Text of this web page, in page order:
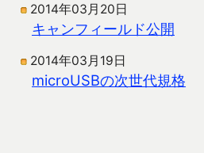
2014年03月20日
キャンフィールド公開
2014年03月19日
microUSBの次世代規格